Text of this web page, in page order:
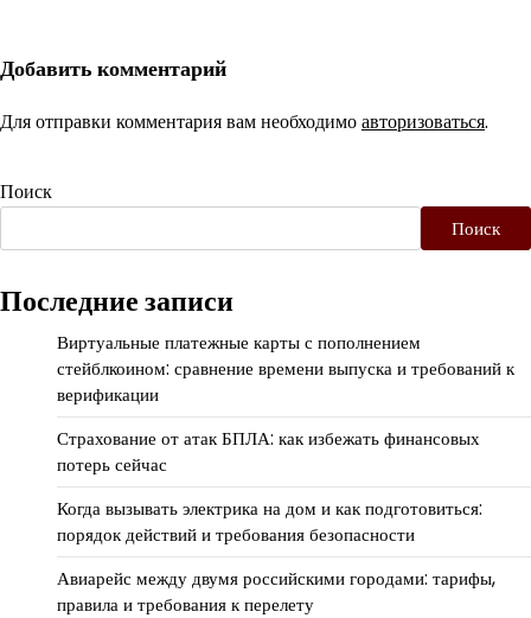
Добавить комментарий
Для отправки комментария вам необходимоавторизоваться.
Поиск
Поиск
Последние записи
Виртуальные платежные карты с пополнением
стейблкоином: сравнение времени выпуска и требований к
верификации
Страхование от атак БПЛА: как избежать финансовых
потерь сейчас
Когда вызывать электрика на дом и как подготовиться:
порядок действий и требования безопасности
Авиарейс между двумя российскими городами: тарифы,
правила и требования к перелету